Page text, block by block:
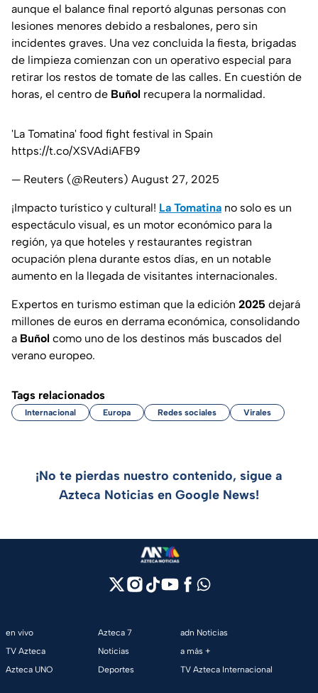
aunque el balance final reportó algunas personas con
lesiones menores debido a resbalones, pero sin
incidentes graves. Una vez concluida la fiesta, brigadas
de limpieza comienzan con un operativo especial para
retirar los restos de tomate de las calles. En cuestión de
horas, el centro de Buñol recupera la normalidad.
'La Tomatina' food fight festival in Spain
https://t.co/XSVAdiAFB9
— Reuters (@Reuters) August 27, 2025
¡Impacto turístico y cultural! La Tomatina no solo es un
espectáculo visual, es un motor económico para la
región, ya que hoteles y restaurantes registran
ocupación plena durante estos días, en un notable
aumento en la llegada de visitantes internacionales.
Expertos en turismo estiman que la edición 2025 dejará
millones de euros en derrama económica, consolidando
a Buñol como uno de los destinos más buscados del
verano europeo.
Tags relacionados
Internacional Europa Redes sociales Virales
¡No te pierdas nuestro contenido, sigue a
Azteca Noticias en Google News!
en vivo
TV Azteca
Azteca UNO
Azteca 7
Noticias
Deportes
adn Noticias
a más +
TV Azteca Internacional